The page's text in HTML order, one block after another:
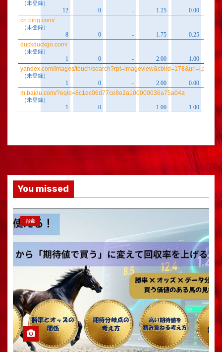
You missed
お金